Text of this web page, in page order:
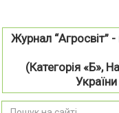
Журнал “Агросвіт”
(Категорія «Б»,